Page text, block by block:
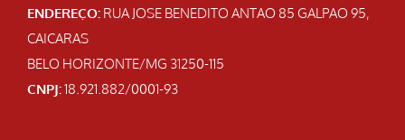
ENDEREÇO: RUA JOSE BENEDITO ANTAO 85 GALPAO 95,
CAICARAS
BELO HORIZONTE/MG 31250-115
CNPJ:18.921.882/0001-93